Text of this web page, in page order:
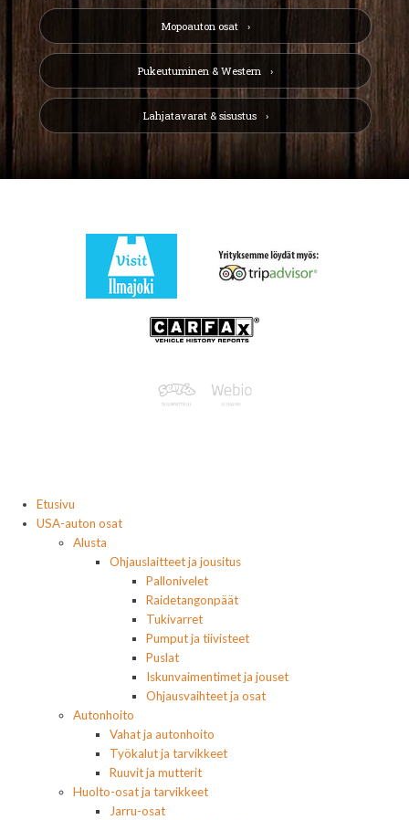
Mopoauton osat
Pukeutuminen & Western
Lahjatavarat & sisustus
Etusivu
USA-auton osat
Alusta
Ohjauslaitteet ja jousitus
Pallonivelet
Raidetangonpäät
Tukivarret
Pumput ja tiivisteet
Puslat
Iskunvaimentimet ja jouset
Ohjausvaihteet ja osat
Autonhoito
Vahat ja autonhoito
Työkalut ja tarvikkeet
Ruuvit ja mutterit
Huolto-osat ja tarvikkeet
Jarru-osat